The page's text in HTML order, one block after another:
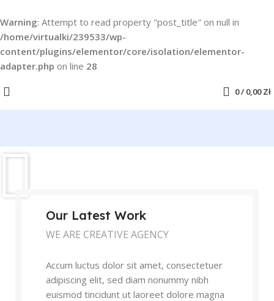
Warning: Attempt to read property "post_title" on null in
/home/virtualki/239533/wp-
content/plugins/elementor/core/isolation/elementor-
adapter.php on line 28
0/ 0,00Zł
Our Latest Work
WE ARE CREATIVE AGENCY
Accum luctus dolor sit amet, consectetuer
adipiscing elit, sed diam nonummy nibh
euismod tincidunt ut laoreet dolore magna